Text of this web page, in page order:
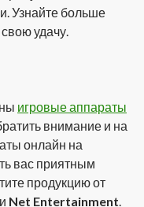
Узнайте больше
удачу.
игровые аппараты
внимание и на
онлайн на
вас приятным
продукцию от
и Net Entertainment.